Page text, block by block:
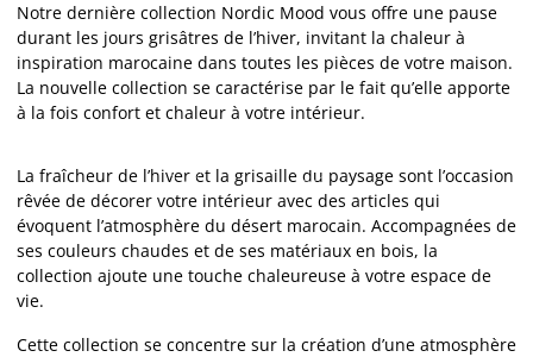
Notre dernière collection Nordic Mood vous offre une pause
durant les jours grisâtres de l’hiver, invitant la chaleur à
inspiration marocaine dans toutes les pièces de votre maison.
La nouvelle collection se caractérise par le fait qu’elle apporte
à la fois confort et chaleur à votre intérieur.
La fraîcheur de l’hiver et la grisaille du paysage sont l’occasion
rêvée de décorer votre intérieur avec des articles qui
évoquent l’atmosphère du désert marocain. Accompagnées de
ses couleurs chaudes et de ses matériaux en bois, la
collection ajoute une touche chaleureuse à votre espace de
vie.
Cette collection se concentre sur la création d’une atmosphère